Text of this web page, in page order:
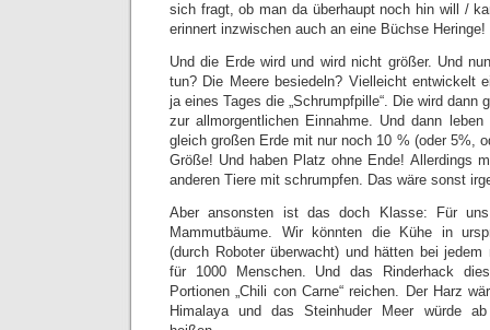
sich fragt, ob man da überhaupt noch hin will /
erinnert inzwischen auch an eine Büchse Heringe!
Und die Erde wird und wird nicht größer. Und
tun? Die Meere besiedeln? Vielleicht entwickelt
ja eines Tages die „Schrumpfpille“. Die wird dann
zur allmorgentlichen Einnahme. Und dann
gleich großen Erde mit nur noch 10 % (oder 5%,
Größe! Und haben Platz ohne Ende! Allerdings
anderen Tiere mit schrumpfen. Das wäre sonst
Aber ansonsten ist das doch Klasse: Für
Mammutbäume. Wir könnten die Kühe in
(durch Roboter überwacht) und hätten bei
für 1000 Menschen. Und das Rinderhack
Portionen „Chili con Carne“ reichen. Der Harz
Himalaya und das Steinhuder Meer würde